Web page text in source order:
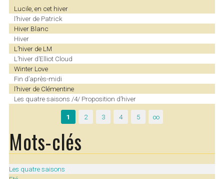
Lucile, en cet hiver
l’hiver de Patrick
Hiver Blanc
Hiver
L’hiver de LM
L’hiver d’Elliot Cloud
Winter Love
Fin d’après-midi
l’hiver de Clémentine
Les quatre saisons /4/ Proposition d’hiver
1 2 3 4 5 ∞
Mots-clés
Les quatre saisons